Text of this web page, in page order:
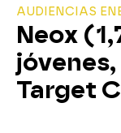
AUDIENCIAS
Neox
jóvenes,
Target